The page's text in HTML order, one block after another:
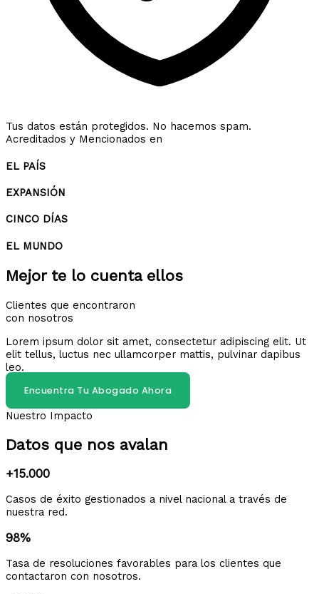
Tus datos están protegidos. No hacemos spam.
Acreditados y Mencionados en
EL PAÍS
EXPANSIÓN
CINCO DÍAS
EL MUNDO
Mejor te lo cuenta ellos
Clientes que encontraron
con nosotros
Lorem ipsum dolor sit amet, consectetur adipiscing elit. Ut
elit tellus, luctus nec ullamcorper mattis, pulvinar dapibus
leo.
Encuentra Tu Abogado Ahora
Nuestro Impacto
Datos que nos avalan
+15.000
Casos de éxito gestionados a nivel nacional a través de
nuestra red.
98%
Tasa de resoluciones favorables para los clientes que
contactaron con nosotros.